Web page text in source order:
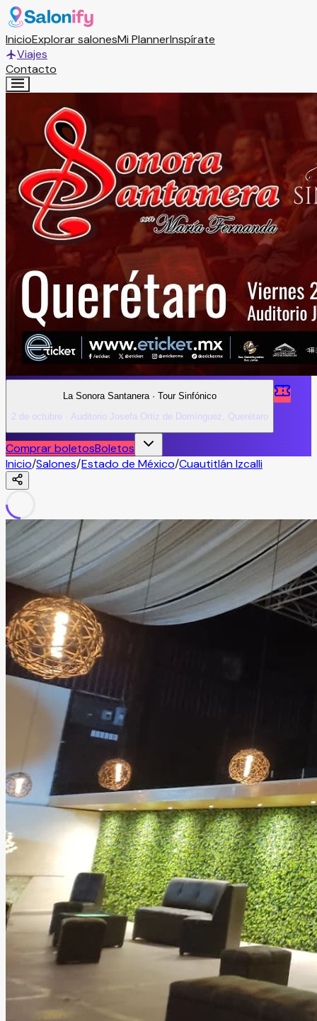
InicioExplorar salonesMi PlannerInspírate
Viajes
Contacto
La Sonora Santanera · Tour Sinfónico
2 de octubre · Auditorio Josefa Ortiz de Domínguez, Querétaro
Comprar boletosBoletos
Inicio/Salones/Estado de México/Cuautitlán Izcalli